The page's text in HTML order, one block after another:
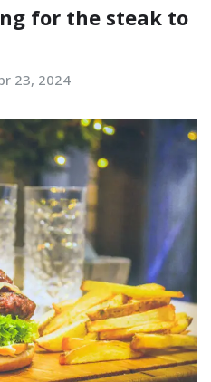
for the steak to
23, 2024